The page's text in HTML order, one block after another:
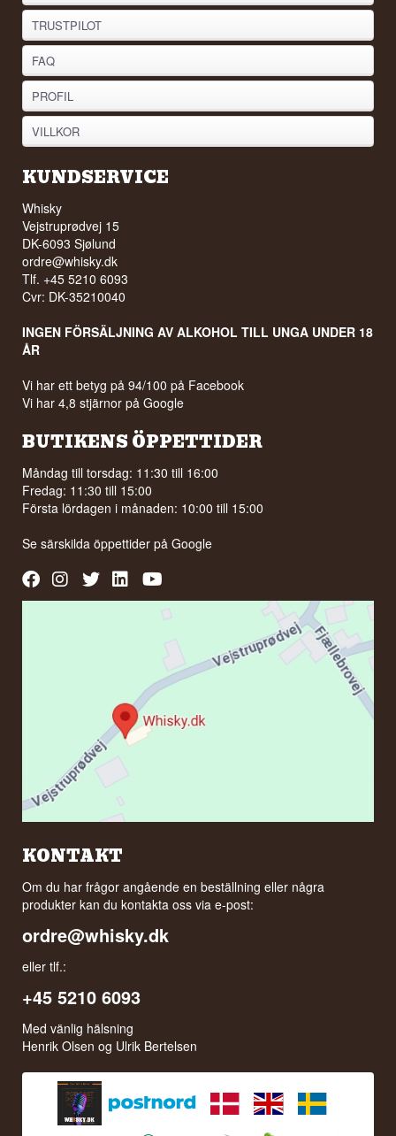
TRUSTPILOT
FAQ
PROFIL
VILLKOR
KUNDSERVICE
Whisky
Vejstruprødvej 15
DK-6093 Sjølund
ordre@whisky.dk
Tlf. +45 5210 6093
Cvr: DK-35210040
INGEN FÖRSÄLJNING AV ALKOHOL TILL UNGA UNDER 18
ÅR
Vi har ett betyg på 94/100 på Facebook
Vi har 4,8 stjärnor på Google
BUTIKENS ÖPPETTIDER
Måndag till torsdag: 11:30 till 16:00
Fredag: 11:30 till 15:00
Första lördagen i månaden: 10:00 till 15:00
Se särskilda öppettider påGoogle
KONTAKT
Om du har frågor angående en beställning eller några
produkter kan du kontakta oss via e-post:
ordre@whisky.dk
eller tlf.:
+45 5210 6093
Med vänlig hälsning
Henrik Olsen og Ulrik Bertelsen